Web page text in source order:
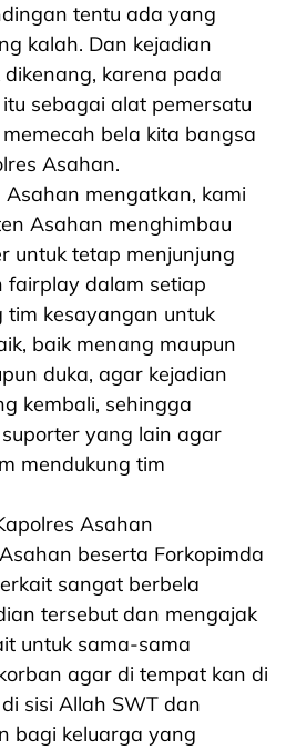
tentu ada yang
kalah. Dan kejadian
karena pada
sebagai alat pemersatu
bela kita bangsa
Asahan.
Asahan mengatkan, kami
Asahan menghimbau
untuk tetap menjunjung
dalam setiap
tim kesayangan untuk
baik menang maupun
duka, agar kejadian
kembali, sehingga
yang lain agar
mendukung tim
Asahan
beserta Forkopimda
sangat berbela
tersebut dan mengajak
untuk sama-sama
agar di tempat kan di
sisi Allah SWT dan
bagi keluarga yang